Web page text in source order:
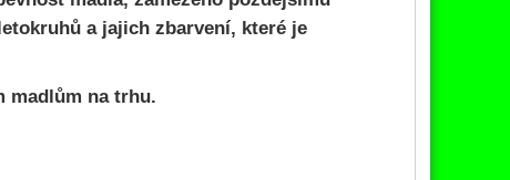
a jajich zbarvení, které je
madlům na trhu.